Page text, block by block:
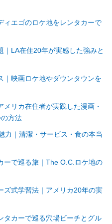
ィエゴのロケ地をレンタカーで
LA在住20年が実感した強みと
｜映画ロケ地やダウンタウンを
リカ在住者が実践した漫画・
方法
力｜清潔・サービス・食の本当
ーで巡る旅｜The O.C.ロケ地の
ズ式学習法｜アメリカ20年の実
タカーで巡る穴場ビーチとグル